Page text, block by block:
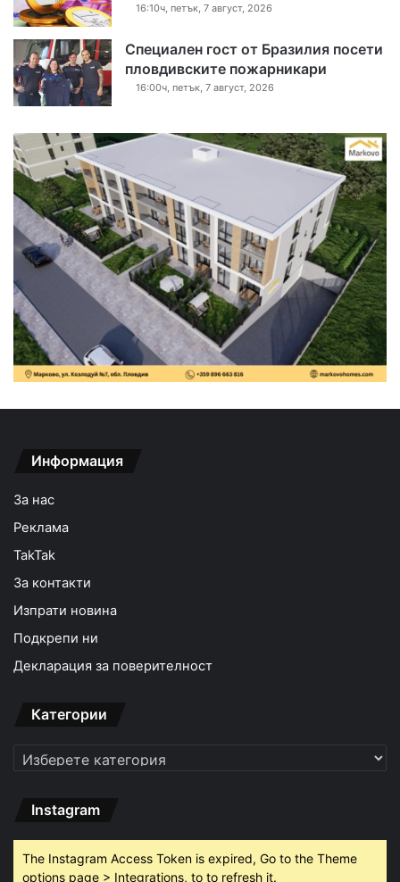
16:10ч, петък, 7 август, 2026
Специален гост от Бразилия посети
пловдивските пожарникари
16:00ч, петък, 7 август, 2026
Информация
За нас
Реклама
TakTak
За контакти
Изпрати новина
Подкрепи ни
Декларация за поверителност
Категории
Категории
Instagram
The Instagram Access Token is expired, Go to the Theme
options page > Integrations, to to refresh it.